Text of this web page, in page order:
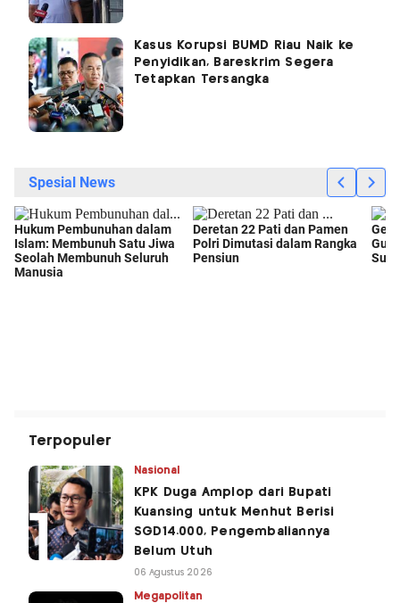
Kasus Korupsi BUMD Riau Naik ke
Penyidikan, Bareskrim Segera
Tetapkan Tersangka
Terpopuler
Nasional
KPK Duga Amplop dari Bupati
Kuansing untuk Menhut Berisi
SGD14.000, Pengembaliannya
Belum Utuh
06 Agustus 2026
Megapolitan